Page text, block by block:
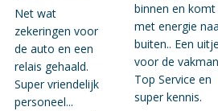
Net wat
zekeringen voor
de auto en een
relais gehaald.
Super vriendelijk
personeel...
binnen en komt
met energie
buiten.. Een uitje
voor de
Top Service en
super kennis.